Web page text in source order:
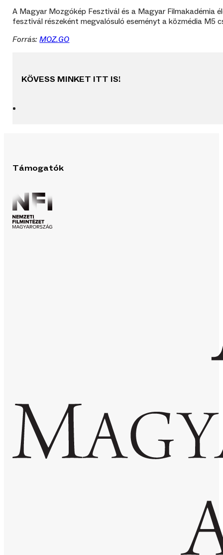
A Magyar Mozgókép Fesztivál és a Magyar Filmakadémia
fesztivál részeként megvalósuló eseményt a közmédia M5
Forrás:MOZ.GO
KÖVESS MINKET ITT IS!
Támogatók